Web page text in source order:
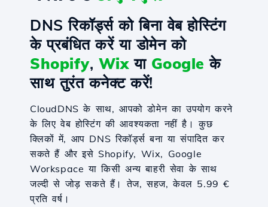
DNS रिकॉर्ड्स को बिना वेब होस्टिंग
के प्रबंधित करें या डोमेन को
Shopify, Wixया Google के
साथ तुरंत कनेक्ट करें!
CloudDNS के साथ, आपको डोमेन का उपयोग करने
के लिए वेब होस्टिंग की आवश्यकता नहीं है। कुछ
क्लिकों में, आप DNS रिकॉर्ड्स बना या संपादित कर
सकते हैं और इसे Shopify, Wix, Google
Workspace या किसी अन्य बाहरी सेवा के साथ
जल्दी से जोड़ सकते हैं। तेज, सहज, केवल 5.99 €
प्रति वर्ष।